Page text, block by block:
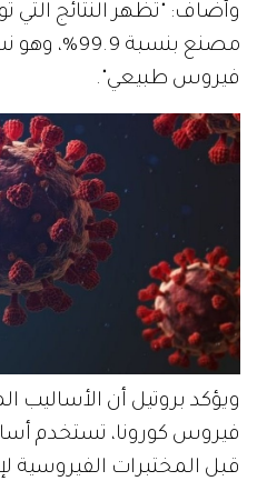
وأضاف: "تظهر النتائج التي
مصنع بنسبة
فيروس طبيعي".
ويؤكد بروتيل أن
فيروس كورونا، تستخدم
قبل المختبرات الفيروسية